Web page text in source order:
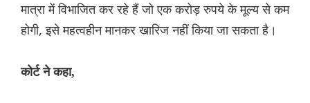
मात्रा में विभाजित कर रहे हैं जो एक करोड़ रुपये के मूल्य से कम
होगी, इसे महत्वहीन मानकर खारिज नहीं किया जा सकता है।
‌कोर्ट ने कहा,